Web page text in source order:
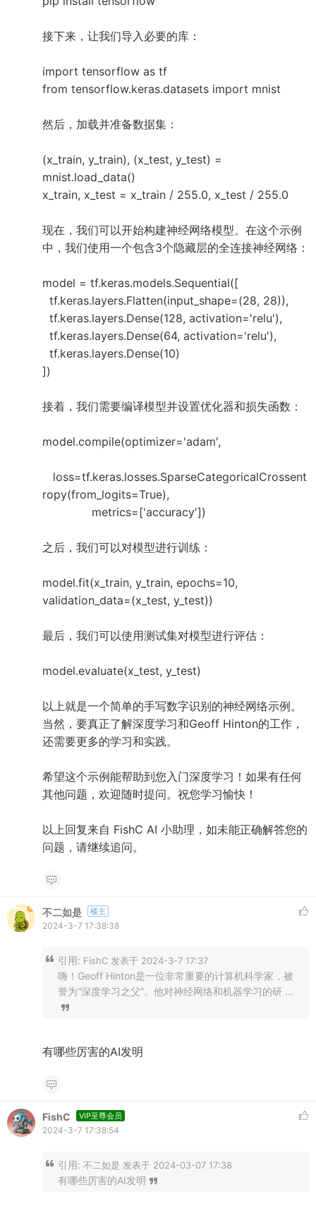
接下来，让我们导入必要的库：
import tensorflow as tf
from tensorflow.keras.datasets import mnist
然后，加载并准备数据集：
(x_train, y_train), (x_test, y_test) =
mnist.load_data()
x_train, x_test = x_train / 255.0, x_test / 255.0
现在，我们可以开始构建神经网络模型。在这个示例
中，我们使用一个包含3个隐藏层的全连接神经网络：
model = tf.keras.models.Sequential([
tf.keras.layers.Flatten(input_shape=(28, 28)),
tf.keras.layers.Dense(128, activation='relu'),
tf.keras.layers.Dense(64, activation='relu'),
tf.keras.layers.Dense(10)
])
接着，我们需要编译模型并设置优化器和损失函数：
model.compile(optimizer='adam',
loss=tf.keras.losses.SparseCategoricalCrossent
ropy(from_logits=True),
metrics=['accuracy'])
之后，我们可以对模型进行训练：
model.fit(x_train, y_train, epochs=10,
validation_data=(x_test, y_test))
最后，我们可以使用测试集对模型进行评估：
model.evaluate(x_test, y_test)
以上就是一个简单的手写数字识别的神经网络示例。
当然，要真正了解深度学习和Geoff Hinton的工作，
还需要更多的学习和实践。
希望这个示例能帮助到您入门深度学习！如果有任何
其他问题，欢迎随时提问。祝您学习愉快！
以上回复来自 FishC AI 小助理，如未能正确解答您的
问题，请继续追问。
不二如是 楼主
2024-3-7 17:38:38
引用: FishC 发表于 2024-3-7 17:37
嗨！Geoff Hinton是一位非常重要的计算机科学家，被
誉为“深度学习之父”。他对神经网络和机器学习的研 ...
有哪些厉害的AI发明
FishC VIP至尊会员
2024-3-7 17:38:54
引用: 不二如是 发表于 2024-03-07 17:38
有哪些厉害的AI发明